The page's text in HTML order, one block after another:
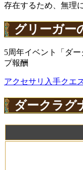
存在するため、無理
グリーガー
5周年イベント「ダ
プ報酬
アクセサリ入手クエ
ダークラグ